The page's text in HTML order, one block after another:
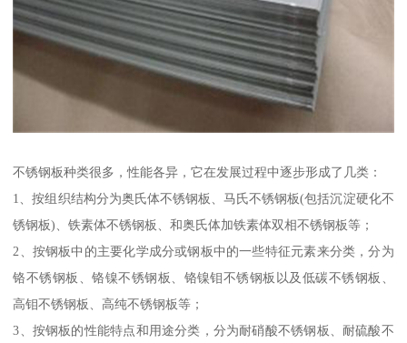
不锈钢板种类很多，性能各异，它在发展过程中逐步形成了几类：
1、按组织结构分为奥氏体不锈钢板、马氏不锈钢板(包括沉淀硬化不
锈钢板)、铁素体不锈钢板、和奥氏体加铁素体双相不锈钢板等；
2、按钢板中的主要化学成分或钢板中的一些特征元素来分类，分为
铬不锈钢板、铬镍不锈钢板、铬镍钼不锈钢板以及低碳不锈钢板、
高钼不锈钢板、高纯不锈钢板等；
3、按钢板的性能特点和用途分类，分为耐硝酸不锈钢板、耐硫酸不